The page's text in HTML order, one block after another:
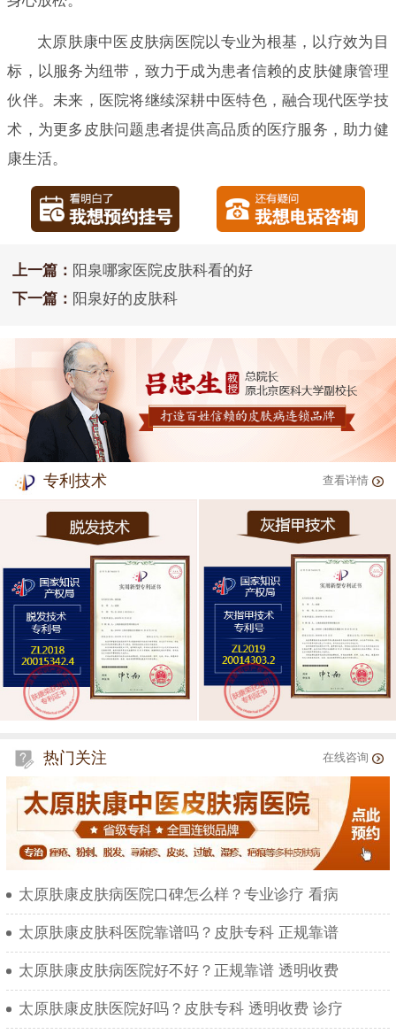
太原肤康中医皮肤病医院以专业为根基，以疗效为目
标，以服务为纽带，致力于成为患者信赖的皮肤健康管理
伙伴。未来，医院将继续深耕中医特色，融合现代医学技
术，为更多皮肤问题患者提供高品质的医疗服务，助力健
康生活。
上一篇： 阳泉哪家医院皮肤科看的好
下一篇： 阳泉好的皮肤科
专利技术 查看详情
热门关注 在线咨询
太原肤康皮肤病医院口碑怎么样？专业诊疗 看病
太原肤康皮肤科医院靠谱吗？皮肤专科 正规靠谱
太原肤康皮肤病医院好不好？正规靠谱 透明收费
太原肤康皮肤医院好吗？皮肤专科 透明收费 诊疗